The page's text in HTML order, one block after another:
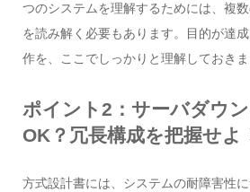
つのシステムを理解するためには、複
を読み解く必要もあります。目的が達
作を、ここでしっかりと理解しておきま
ポイント2：サーバダウ
OK？冗長構成を把握せよ
方式設計書には、システムの耐障害性